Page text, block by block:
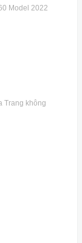
Model 2022
Trang không